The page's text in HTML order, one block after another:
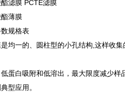
滤膜 PCTE滤膜
薄膜
规格表
均一的、圆柱型的小孔结构,这样收
蛋白吸附和低溶出，最大限度减少
型应用。